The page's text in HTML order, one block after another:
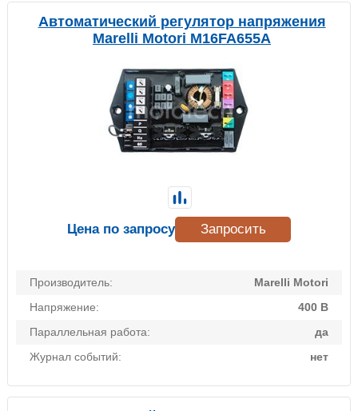
Автоматический регулятор напряжения
Marelli Motori M16FA655A
Производитель:
Marelli Motori
Напряжение:
400 В
Параллельная работа:
да
Журнал событий:
нет
Цена по запросу Запросить